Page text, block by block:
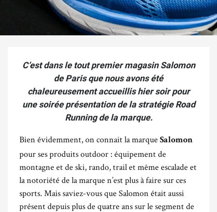
C’est dans le tout premier magasin Salomon
de Paris que nous avons été
chaleureusement accueillis hier soir pour
une soirée présentation de la stratégie Road
Running de la marque.
Bien évidemment, on connait la marque Salomon
pour ses produits outdoor : équipement de
montagne et de ski, rando, trail et même escalade et
la notoriété de la marque n’est plus à faire sur ces
sports. Mais saviez-vous que Salomon était aussi
présent depuis plus de quatre ans sur le segment de